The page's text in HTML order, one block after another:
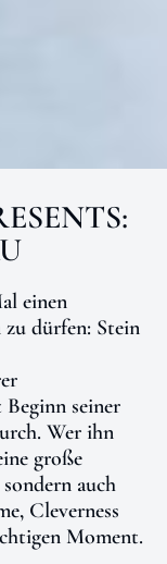
einen
dürfen: Stein
seiner
Wer ihn
große
auch
Cleverness
Moment.